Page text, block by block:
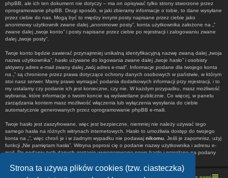
Strona ta używa plików cookies (tzw. ciasteczka)
phpBB, ale ich ten dokument nie dotyczy – ma on opisywać tylko strony stworzone przez
oprogramowanie phpBB. Drugi sposób, w jaki zbieramy informacje o tobie, to dane wysyłane
przez ciebie do nas. Mogą być to między innymi posty napisane przez ciebie jako
anonimowy użytkownik zwane dalej „anonimowe posty”, konta użytkownika założone na „”
zwane dalej „twoje konto” i posty napisane przez ciebie po rejestracji i zalogowaniu zwane
dalej „twoje posty”.
Twoje konto będzie zawierać przynajmniej unikalną identyfikacyjną nazwę zwaną dalej „twoja
nazwa użytkownika”, hasło używane do logowania zwane dalej „twoje hasło” i osobisty
aktywny adres e-mail zwany dalej „twój adres e-mail”. Informacje podane dla twojego konta
na „” są chronione przez prawa dotyczące ochrony danych osobowych w państwie, w którym
stoi nasz serwer. Mamy prawo wymagać podania dodatkowych informacji przy rejestracji, i to
my ustalamy czy podanie ich jest konieczne, czy nie. W każdym przypadku, masz możliwość
wybrania, które informacje o twoim koncie są wyświetlane publicznie. Co więcej, w panelu
zarządzania kontem masz możliwość włączenia lub wyłączenia wysyłania do ciebie
automatycznie generowanych przez oprogramowanie phpBB e-maili.
Twoje hasło jest zaszyfrowane, więc jest bezpieczne, niemniej nie należy używać tego
samego hasła na różnych witrynach internetowych. Hasło to umożliwia dostęp do twojego
konta na „”, więc chroń je i w żadnym wypadku nie podawaj nikomu . Jeśli je zapomnisz, użyj
funkcji „Nie pamiętam hasła”. Witryna poprosi cię o podanie nazwy użytkownika i adresu e-
mail. Po podaniu tych danych zostanie wygenerowane nowe hasło i przesłane na podany